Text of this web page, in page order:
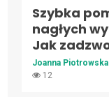
Szybka
nagłych
Jak
Joanna Piotrowska
12